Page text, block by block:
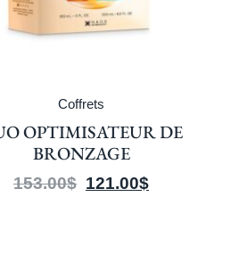
DUO PROTECTION & ÉCLAT
202.00$ 160.00$